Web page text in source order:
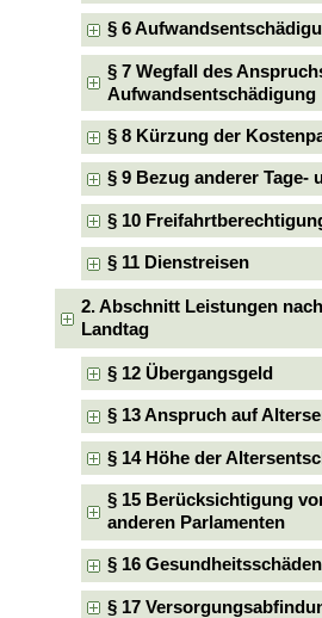
§ 6
§ 7 Wegfall des
Aufwandsentschädigung
§ 8 Kürzung der
§ 9 Bezug anderer Tage-
§ 10
§ 11 Dienstreisen
2. Abschnitt Leistungen
Landtag
§ 12 Übergangsgeld
§ 13 Anspruch auf
§ 14 Höhe der
§ 15 Berücksichtigung
anderen Parlamenten
§ 16 Gesundheitsschäden
§ 17